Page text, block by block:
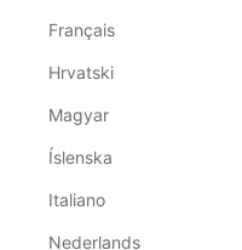
Français
Hrvatski
Magyar
Íslenska
Italiano
Nederlands